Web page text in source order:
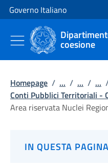
Vai al contenuto
Vai alla navigazione del sito
Governo Italiano
coesione
Homepage / ... / ... / ...
Conti Pubblici Territoriali -
Area riservata Nuclei
IN QUESTA PAGINA